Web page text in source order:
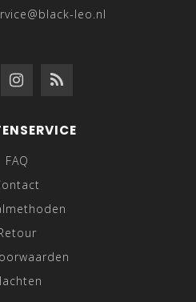
leo.nl
FAQ